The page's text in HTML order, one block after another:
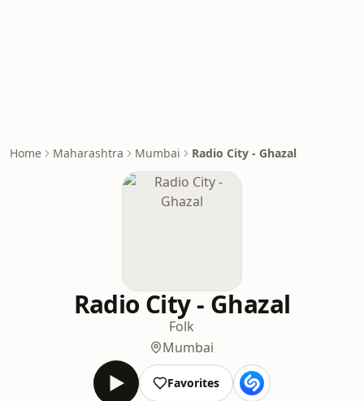
Home Maharashtra Mumbai Radio City - Ghazal
Radio City - Ghazal
Folk
Mumbai
Favorites